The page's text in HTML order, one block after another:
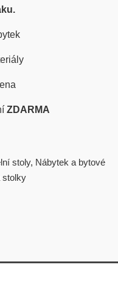
ZDARMA
stoly, Nábytek a bytové
stolky